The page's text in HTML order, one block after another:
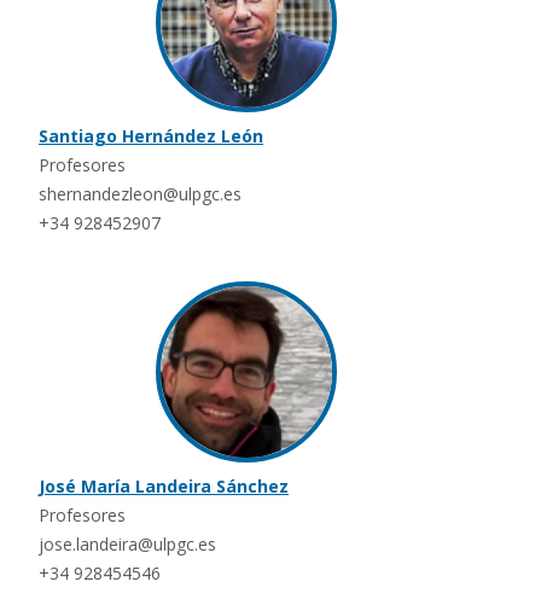
Santiago Hernández León
Profesores
shernandezleon@ulpgc.es
+34 928452907
José María Landeira Sánchez
Profesores
jose.landeira@ulpgc.es
+34 928454546